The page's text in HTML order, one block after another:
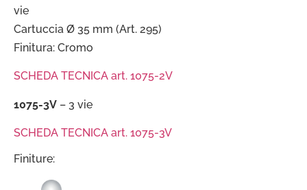
vie
Cartuccia Ø 35 mm (Art. 295)
Finitura: Cromo
SCHEDA TECNICA art. 1075-2V
1075-3V – 3 vie
SCHEDA TECNICA art. 1075-3V
Finiture: